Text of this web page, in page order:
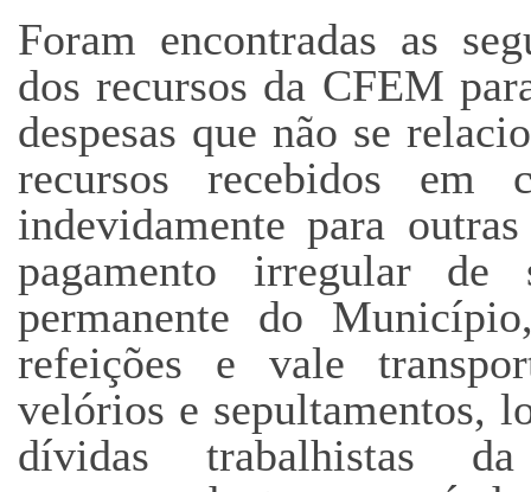
Foram encontradas as
dos recursos da CFEM
despesas que não se
recursos recebidos em
indevidamente para
pagamento irregular
permanente do
refeições e vale
velórios e sepultamentos,
dívidas trabalhistas